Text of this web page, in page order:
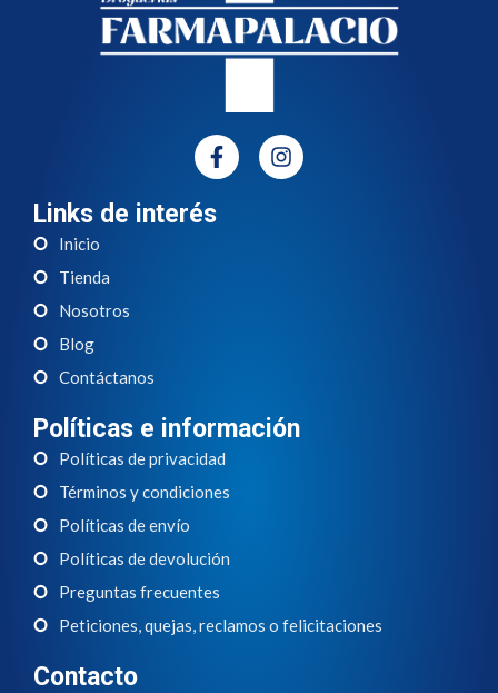
Links de interés
Inicio
Tienda
Nosotros
Blog
Contáctanos
Políticas e información
Políticas de privacidad
Términos y condiciones
Políticas de envío
Políticas de devolución
Preguntas frecuentes
Peticiones, quejas, reclamos o felicitaciones
Contacto